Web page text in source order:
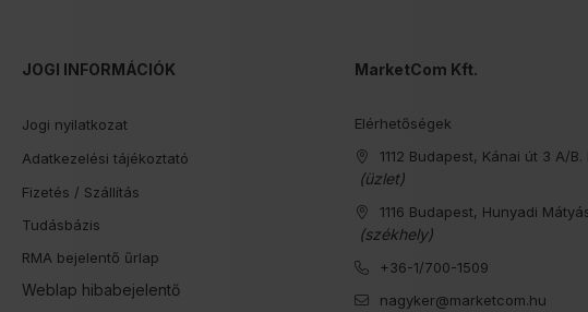
JOGI INFORMÁCIÓK
Jogi nyilatkozat
Adatkezelési tájékoztató
Fizetés / Szállítás
Tudásbázis
RMA bejelentő űrlap
Weblap hibabejelentő
MarketCom Kft.
Elérhetőségek
1112 Budapest, Kánai út 3 A/B.
(üzlet)
1116 Budapest, Hunyadi
(székhely)
+36-1/700-1509
nagyker@marketcom.hu